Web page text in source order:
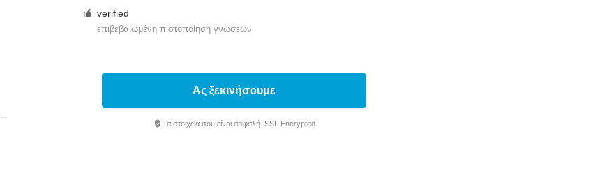
verified
επιβεβαιωμένη πιστοποίηση γνώσεων
Ας ξεκινήσουμε
Τα στοιχεία σου είναι ασφαλή. SSL Encrypted